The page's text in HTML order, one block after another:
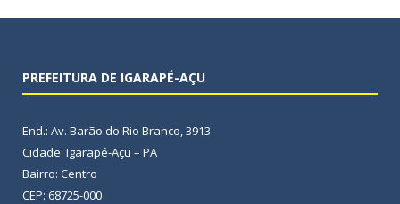
PREFEITURA DE IGARAPÉ-AÇU
End.: Av. Barão do Rio Branco, 3913
Cidade: Igarapé-Açu – PA
Bairro: Centro
CEP: 68725-000